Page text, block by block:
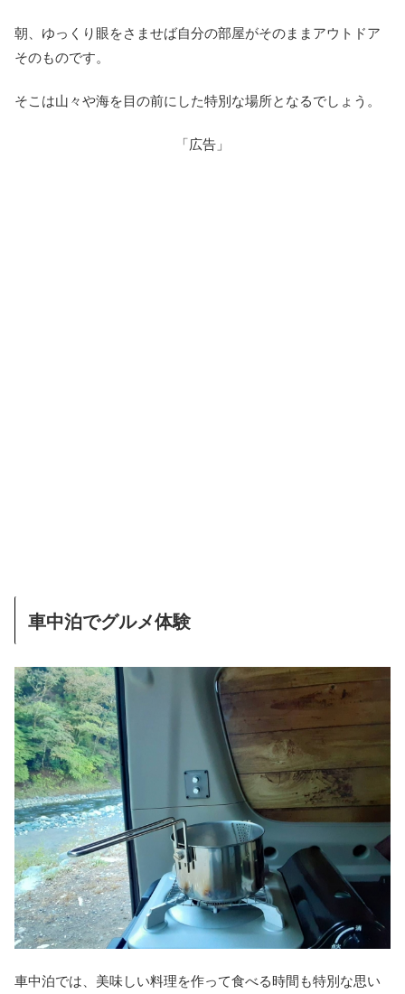
朝、ゆっくり眼をさませば自分の部屋がそのままアウトドア
そのものです。
そこは山々や海を目の前にした特別な場所となるでしょう。
「広告」
車中泊でグルメ体験
車中泊では、美味しい料理を作って食べる時間も特別な思い